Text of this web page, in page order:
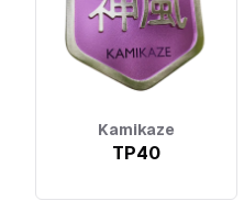
Kamikaze
TP40